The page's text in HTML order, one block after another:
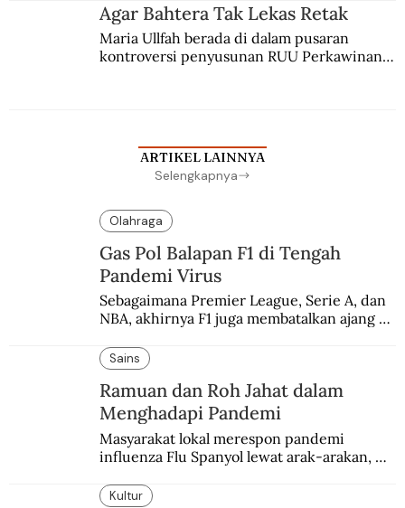
Agar Bahtera Tak Lekas Retak
Maria Ullfah berada di dalam pusaran
kontroversi penyusunan RUU Perkawinan.
ARTIKEL LAINNYA
Selengkapnya
Olahraga
Gas Pol Balapan F1 di Tengah
Pandemi Virus
Sebagaimana Premier League, Serie A, dan
NBA, akhirnya F1 juga membatalkan ajang
enam dekade lampau.
Sains
Ramuan dan Roh Jahat dalam
Menghadapi Pandemi
Masyarakat lokal merespon pandemi
influenza Flu Spanyol lewat arak-arakan,
Kultur